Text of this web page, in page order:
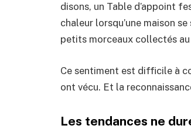
disons, un Table d’appoint
chaleur lorsqu’une maison
petits morceaux collectés
Ce sentiment est difficile à
ont vécu. Et la
Les tendances ne